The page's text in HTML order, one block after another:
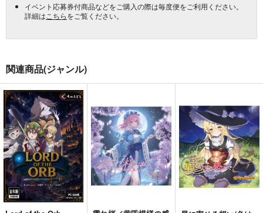
イベント応募券付商品などをご購入の際は毎度便をご利用ください。
詳細は こちらをご覧ください。
関連商品(ジャンル)